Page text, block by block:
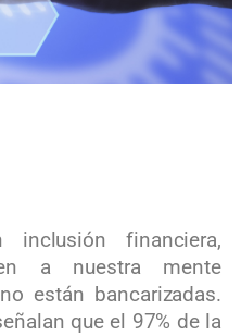
inclusión financiera,
a nuestra mente
están bancarizadas.
que el 97% de la